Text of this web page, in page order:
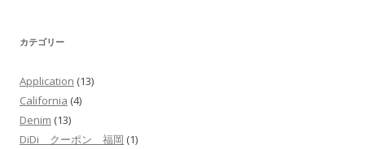
カテゴリー
Application (13)
California (4)
Denim (13)
DiDi クーポン 福岡 (1)